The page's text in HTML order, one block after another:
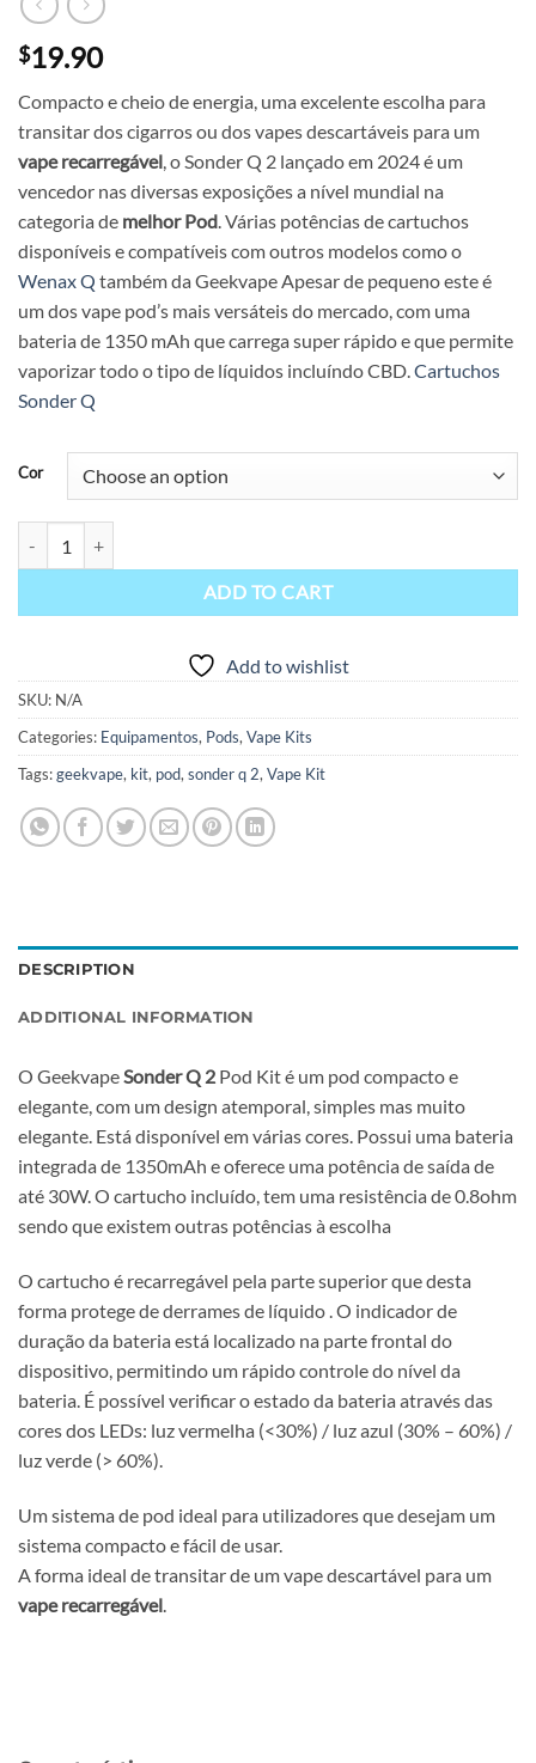
$19.90
Compacto e cheio de energia, uma excelente escolha para
transitar dos cigarros ou dos vapes descartáveis para um
vape recarregável, o Sonder Q 2 lançado em 2024 é um
vencedor nas diversas exposições a nível mundial na
categoria de melhor Pod. Várias potências de cartuchos
disponíveis e compatíveis com outros modelos como o
Wenax Q também da Geekvape Apesar de pequeno este é
um dos vape pod’s mais versáteis do mercado, com uma
bateria de 1350 mAh que carrega super rápido e que permite
vaporizar todo o tipo de líquidos incluíndo CBD.Cartuchos
Sonder Q
Cor
ADD TO CART
Add to wishlist
SKU: N/A
Categories: Equipamentos, Pods, Vape Kits
Tags:geekvape, kit, pod, sonder q 2, Vape Kit
DESCRIPTION
ADDITIONAL INFORMATION
O GeekvapeSonder Q 2 Pod Kit é um pod compacto e
elegante, com um design atemporal, simples mas muito
elegante. Está disponível em várias cores. Possui uma bateria
integrada de 1350mAh e oferece uma potência de saída de
até 30W. O cartucho incluído, tem uma resistência de 0.8ohm
sendo que existem outras potências à escolha
O cartucho é recarregável pela parte superior que desta
forma protege de derrames de líquido . O indicador de
duração da bateria está localizado na parte frontal do
dispositivo, permitindo um rápido controle do nível da
bateria. É possível verificar o estado da bateria através das
cores dos LEDs: luz vermelha (<30%) / luz azul (30% – 60%) /
luz verde (> 60%).
Um sistema de pod ideal para utilizadores que desejam um
sistema compacto e fácil de usar.
A forma ideal de transitar de um vape descartável para um
vape recarregável